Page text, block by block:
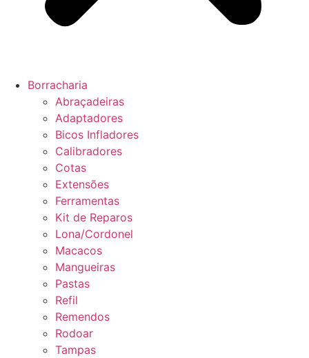
Borracharia
Abraçadeiras
Adaptadores
Bicos Infladores
Calibradores
Cotas
Extensões
Ferramentas
Kit de Reparos
Lona/Cordonel
Macacos
Mangueiras
Pastas
Refil
Remendos
Rodoar
Tampas